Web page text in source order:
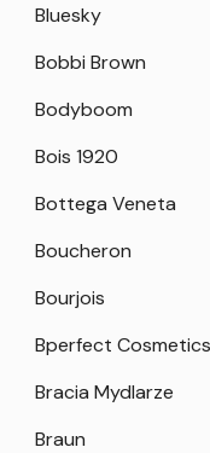
Bluesky
Bobbi Brown
Bodyboom
Bois 1920
Bottega Veneta
Boucheron
Bourjois
Bperfect Cosmetics
Bracia Mydlarze
Braun